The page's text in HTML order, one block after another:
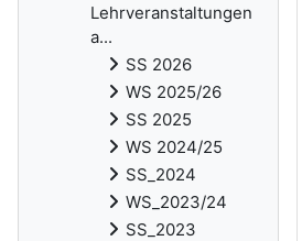
Lehrveranstaltungen
a...
SS 2026
WS 2025/26
SS 2025
WS 2024/25
SS_2024
WS_2023/24
SS_2023